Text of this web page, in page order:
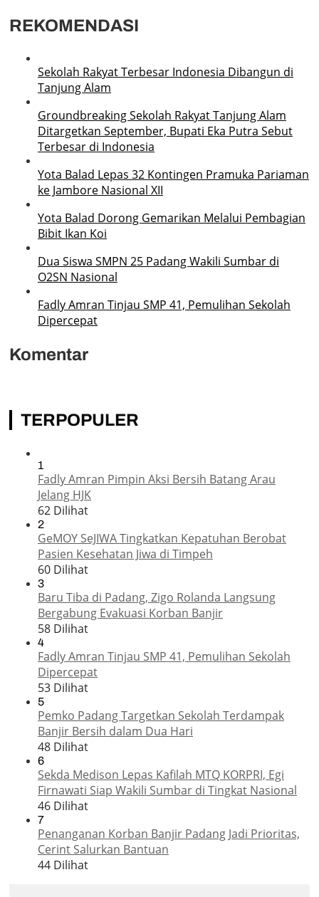
REKOMENDASI
Sekolah Rakyat Terbesar Indonesia Dibangun di
Tanjung Alam
Groundbreaking Sekolah Rakyat Tanjung Alam
Ditargetkan September, Bupati Eka Putra Sebut
Terbesar di Indonesia
Yota Balad Lepas 32 Kontingen Pramuka Pariaman
ke Jambore Nasional XII
Yota Balad Dorong Gemarikan Melalui Pembagian
Bibit Ikan Koi
Dua Siswa SMPN 25 Padang Wakili Sumbar di
O2SN Nasional
Fadly Amran Tinjau SMP 41, Pemulihan Sekolah
Dipercepat
Komentar
TERPOPULER
1
Fadly Amran Pimpin Aksi Bersih Batang Arau
Jelang HJK
62 Dilihat
2
GeMOY SeJIWA Tingkatkan Kepatuhan Berobat
Pasien Kesehatan Jiwa di Timpeh
60 Dilihat
3
Baru Tiba di Padang, Zigo Rolanda Langsung
Bergabung Evakuasi Korban Banjir
58 Dilihat
4
Fadly Amran Tinjau SMP 41, Pemulihan Sekolah
Dipercepat
53 Dilihat
5
Pemko Padang Targetkan Sekolah Terdampak
Banjir Bersih dalam Dua Hari
48 Dilihat
6
Sekda Medison Lepas Kafilah MTQ KORPRI, Egi
Firnawati Siap Wakili Sumbar di Tingkat Nasional
46 Dilihat
7
Penanganan Korban Banjir Padang Jadi Prioritas,
Cerint Salurkan Bantuan
44 Dilihat